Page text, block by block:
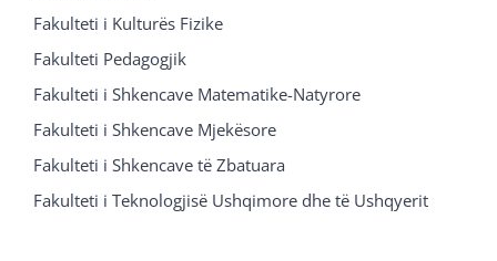
Fakulteti i Kulturës Fizike
Fakulteti Pedagogjik
Fakulteti i Shkencave Matematike-Natyrore
Fakulteti i Shkencave Mjekësore
Fakulteti i Shkencave të Zbatuara
Fakulteti i Teknologjisë Ushqimore dhe të Ushqyerit